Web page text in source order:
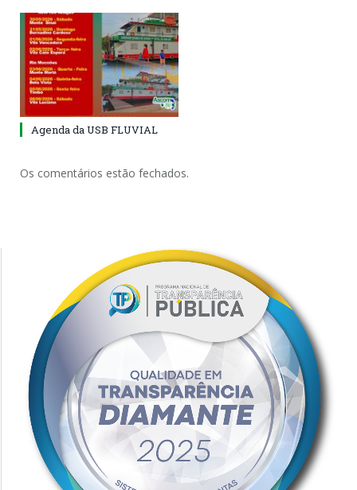
Agenda da USB FLUVIAL
Os comentários estão fechados.